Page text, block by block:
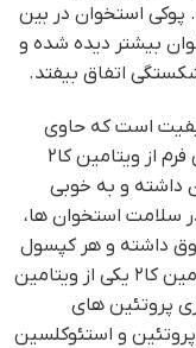
پوکی استخوان در بین
بیشتر دیده شده و
اتفاق بيفتد.
باکیفیت است که حاوی
ویتامین کا۲ به فرم مناکینون-۷ بوده و این فرم از ویتامین کا۲
داشته و به خوبی
استخوان ها،
داشته و هر کپسول
حاوی ۱۰۰ میکروگرم ویتامین کا۲ است. ویتامین کا۲ یکی از ویتامین
پروتئین های
وابسته به کلسیم همچون ماتریکس GLA پروتئین و استئوکلسین